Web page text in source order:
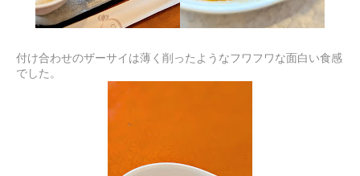
付け合わせのザーサイは薄く削ったようなフワフワな面白い食感
でした。